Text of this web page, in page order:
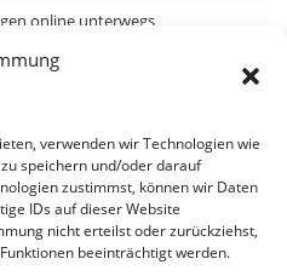
verwenden wir Technologien wie
speichern und/oder darauf
zustimmst, können wir Daten
IDs auf dieser Website
nicht erteilst oder zurückziehst,
beeinträchtigt werden.
online unterwegs
„Erst nach einem Anschlag wäre